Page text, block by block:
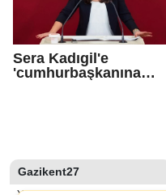
Sera Kadıgil'e
'cumhurbaşkanına
Gazikent27